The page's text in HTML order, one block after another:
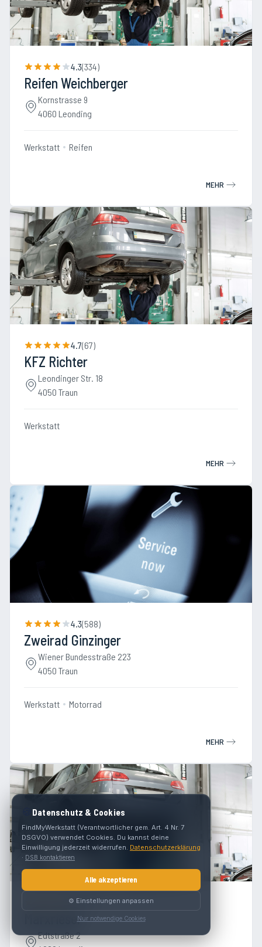
4.3(334)
Reifen Weichberger
Kornstrasse 9
4060 Leonding
Werkstatt Reifen
MEHR
4.7(67)
KFZ Richter
Leondinger Str. 18
4050 Traun
Werkstatt
MEHR
4.3(588)
Zweirad Ginzinger
Wiener Bundesstraße 223
4050 Traun
Werkstatt Motorrad
MEHR
4.8(214)
Marxrieser
Edtstraße 2
Datenschutz & Cookies
FindMyWerkstatt (Verantwortlicher gem. Art. 4 Nr. 7
DSGVO) verwendet Cookies. Du kannst deine
Einwilligung jederzeit widerrufen. Datenschutzerklärung
· DSB kontaktieren
Alle akzeptieren
⚙️ Einstellungen anpassen
Nur notwendige Cookies